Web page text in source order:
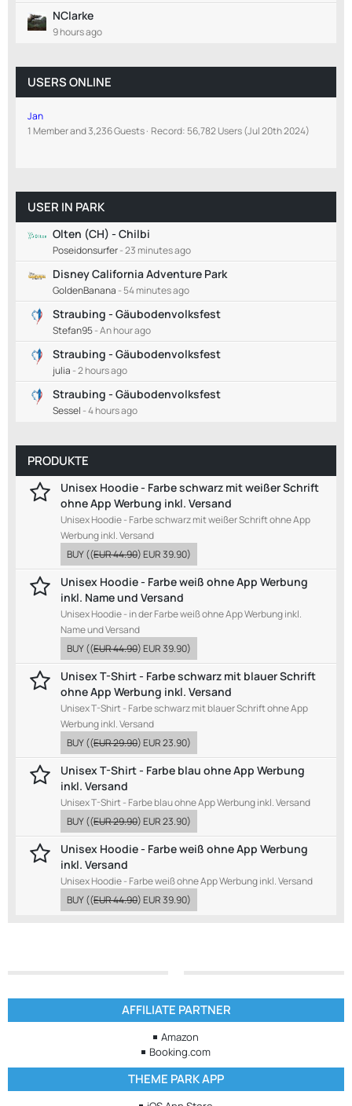
NClarke
9 hours ago
USERS ONLINE
Jan
1 Member and 3,236 Guests Record: 56,782 Users (Jul 20th 2024)
USER IN PARK
Olten (CH) - Chilbi
Poseidonsurfer-23 minutes ago
Disney California Adventure Park
GoldenBanana -54 minutes ago
Straubing - Gäubodenvolksfest
Stefan95-An hour ago
Straubing - Gäubodenvolksfest
julia -2 hours ago
Straubing - Gäubodenvolksfest
Sessel -4 hours ago
PRODUKTE
Unisex Hoodie - Farbe schwarz mit weißer Schrift
ohne App Werbung inkl. Versand
Unisex Hoodie - Farbe schwarz mit weißer Schrift ohne App
Werbung inkl. Versand
BUY((EUR 44.90)EUR 39.90)
Unisex Hoodie - Farbe weiß ohne App Werbung
inkl. Name und Versand
Unisex Hoodie - in der Farbe weiß ohne App Werbung inkl.
Name und Versand
BUY((EUR 44.90)EUR 39.90)
Unisex T-Shirt - Farbe schwarz mit blauer Schrift
ohne App Werbung inkl. Versand
Unisex T-Shirt - Farbe schwarz mit blauer Schrift ohne App
Werbung inkl. Versand
BUY((EUR 29.90)EUR 23.90)
Unisex T-Shirt - Farbe blau ohne App Werbung
inkl. Versand
Unisex T-Shirt - Farbe blau ohne App Werbung inkl. Versand
BUY((EUR 29.90)EUR 23.90)
Unisex Hoodie - Farbe weiß ohne App Werbung
inkl. Versand
Unisex Hoodie - Farbe weiß ohne App Werbung inkl. Versand
BUY((EUR 44.90)EUR 39.90)
AFFILIATE PARTNER
Amazon
Booking.com
THEME PARK APP